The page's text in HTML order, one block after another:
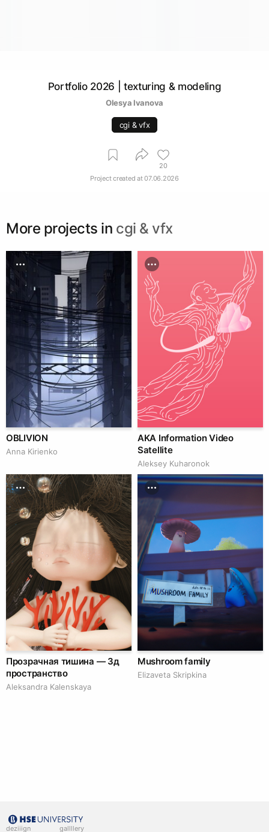
Portfolio 2026 | texturing & modeling
Olesya Ivanova
cgi & vfx
20
Project created at07.06.2026
More projects in cgi & vfx
OBLIVION
Anna Kirienko
AKA Information Video
Satellite
Aleksey Kuharonok
Прозрачная тишина — 3д
пространство
Aleksandra Kalenskaya
Mushroom family
Elizaveta Skripkina
deziiign gallllery